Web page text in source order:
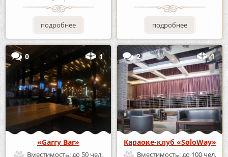
подробнее подробнее
0 1
«Garry Bar»
Вместимость:до 50 чел.
2 1
Караоке-клуб «SoloWay»
Вместимость:до 100 чел.